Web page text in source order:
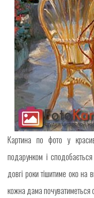
Картина по фото у
подарунком і
довгі роки тішитиме око
кожна дама почуватиметься